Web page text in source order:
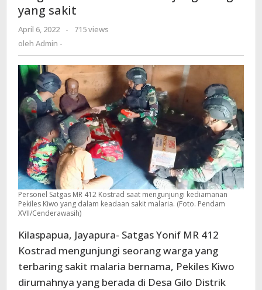
yang
sakit
yang sakit
April 6, 2022
oleh
-
715 views
oleh Admin -
Personel Satgas MR 412 Kostrad saat mengunjungi kediamanan
Pekiles Kiwo yang dalam keadaan sakit malaria. (Foto. Pendam
XVII/Cenderawasih)
Kilaspapua, Jayapura- Satgas Yonif MR 412
Kostrad mengunjungi seorang warga yang
terbaring sakit malaria bernama, Pekiles Kiwo
dirumahnya yang berada di Desa Gilo Distrik